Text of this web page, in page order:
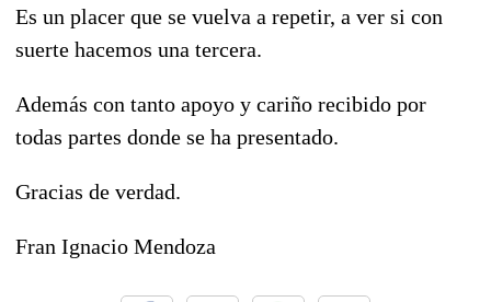
Es un placer que se vuelva a repetir, a ver si con
suerte hacemos una tercera.
Además con tanto apoyo y cariño recibido por
todas partes donde se ha presentado.
Gracias de verdad.
Fran Ignacio Mendoza